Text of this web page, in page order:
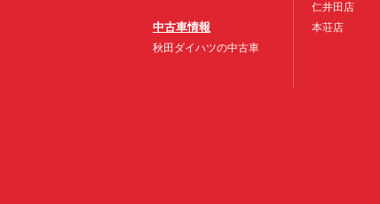
中古車情報
秋田ダイハツの中古車
仁井田店
本荘店